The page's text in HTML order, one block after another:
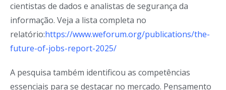
cientistas de dados e analistas de segurança da
informação. Veja a lista completa no
relatório:https://www.weforum.org/publications/the-
future-of-jobs-report-2025/
A pesquisa também identificou as competências
essenciais para se destacar no mercado. Pensamento